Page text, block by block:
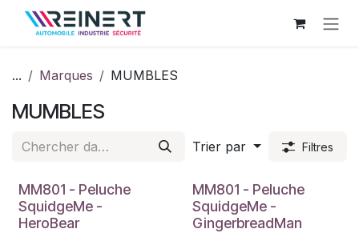
Se rendre au contenu
... Marques MUMBLES
MUMBLES
Trier par Filtres
MM801 - Peluche
SquidgeMe -
HeroBear
MM801 - Peluche
SquidgeMe -
GingerbreadMan